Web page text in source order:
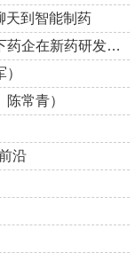
天到智能制药
“企业家进高校”前沿大课堂：新监管要求下药企在新药研发中的探...
常青）
沿